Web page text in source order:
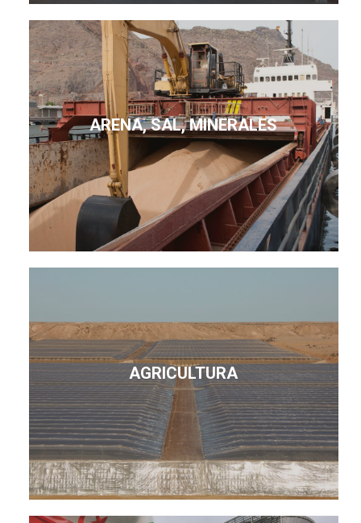
ARENA, SAL, MINERALES
AGRICULTURA